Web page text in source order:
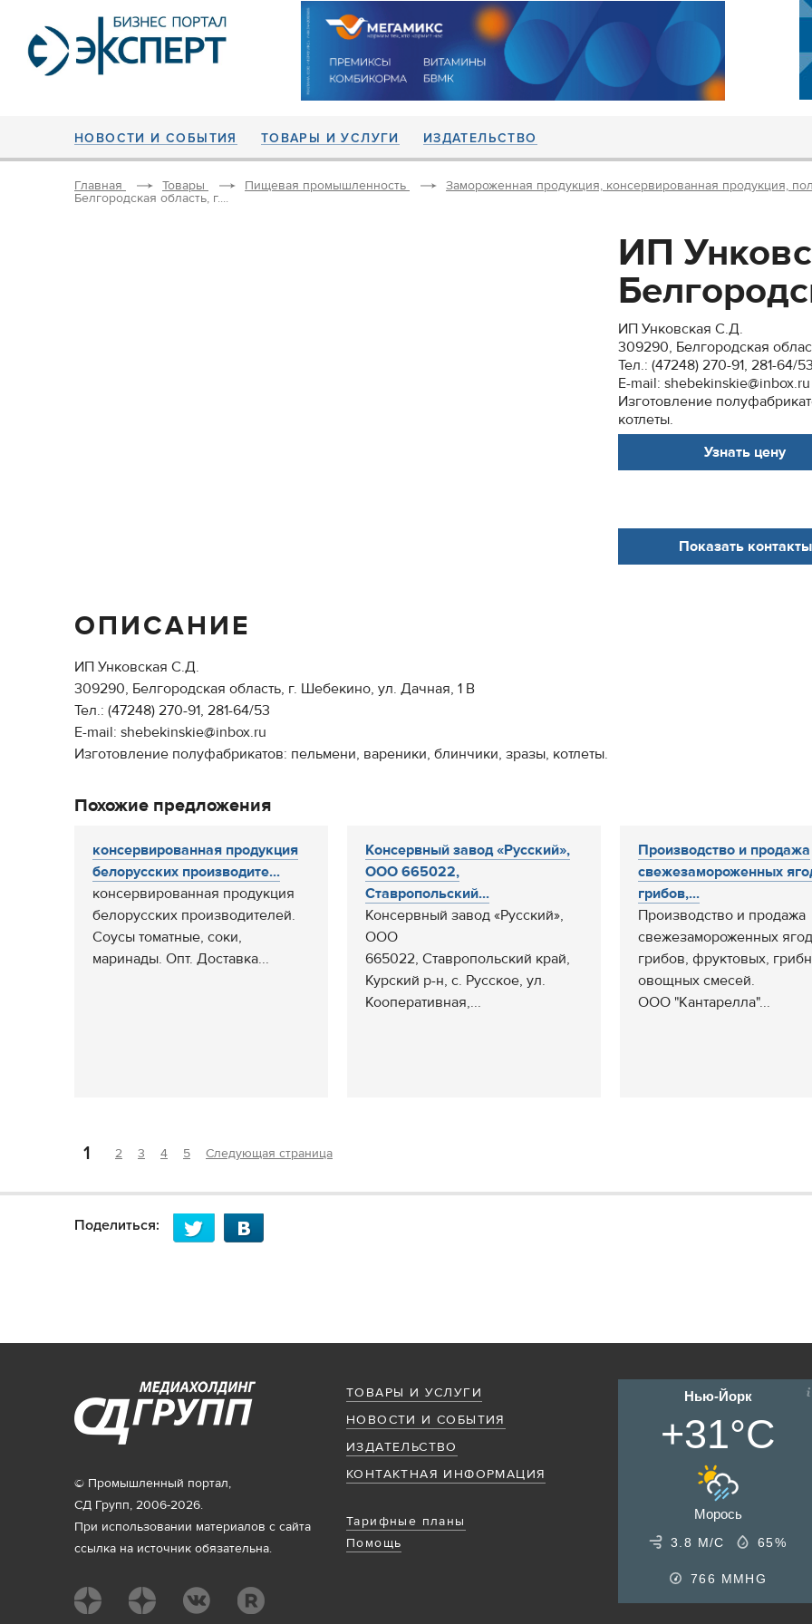
НОВОСТИ И СОБЫТИЯ ТОВАРЫ И УСЛУГИ ИЗДАТЕЛЬСТВО
Главная Товары Пищевая промышленность Замороженная продукция, консервированная продукция,
Белгородская область, г....
ИП
ИП Унковская С.Д.
309290, Белгородская
Тел.: (47248) 270-91, 281-64/53
E-mail: shebekinskie@inbox.ru
Изготовление
котлеты.
Узнать цену
Показать контакты
ОПИСАНИЕ
ИП Унковская С.Д.
309290, Белгородская область, г. Шебекино, ул. Дачная, 1 В
Тел.: (47248) 270-91, 281-64/53
E-mail: shebekinskie@inbox.ru
Изготовление полуфабрикатов: пельмени, вареники, блинчики, зразы, котлеты.
Похожие предложения
консервированная продукция
белорусских производите...
консервированная продукция
белорусских производителей.
Соусы томатные, соки,
маринады. Опт. Доставка...
Консервный завод «Русский»,
ООО 665022,
Ставропольский...
Консервный завод «Русский»,
ООО
665022, Ставропольский край,
Курский р-н, с. Русское, ул.
Кооперативная,...
Производство и продажа
свежезамороженных
грибов,...
Производство и продажа
свежезамороженных
грибов, фруктовых,
овощных смесей.
ООО "Кантарелла"...
1 2 3 4 5 Следующая страница
Поделиться:
ТОВАРЫ И УСЛУГИ
НОВОСТИ И СОБЫТИЯ
ИЗДАТЕЛЬСТВО
КОНТАКТНАЯ ИНФОРМАЦИЯ
Тарифные планы
Помощь
© Промышленный портал,
СД Групп, 2006-2026.
При использовании материалов с сайта
ссылка на источник обязательна.
Нью-Йорк
+31°C
Морось
3.8 М/С 65%
766 MMHG